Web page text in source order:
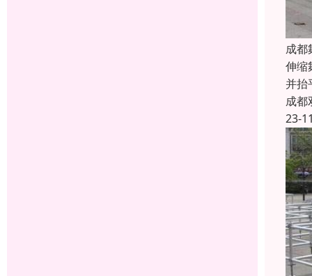
成都
伸缩
并抬
成都
23-